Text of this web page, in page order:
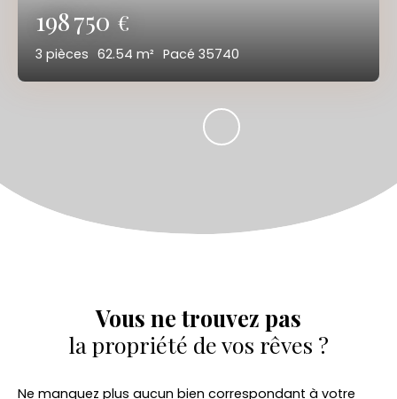
198 750€
3 pièces 62.54 m² Pacé 35740
Vous ne trouvez pas
la propriété de vos rêves ?
Ne manquez plus aucun bien correspondant à votre